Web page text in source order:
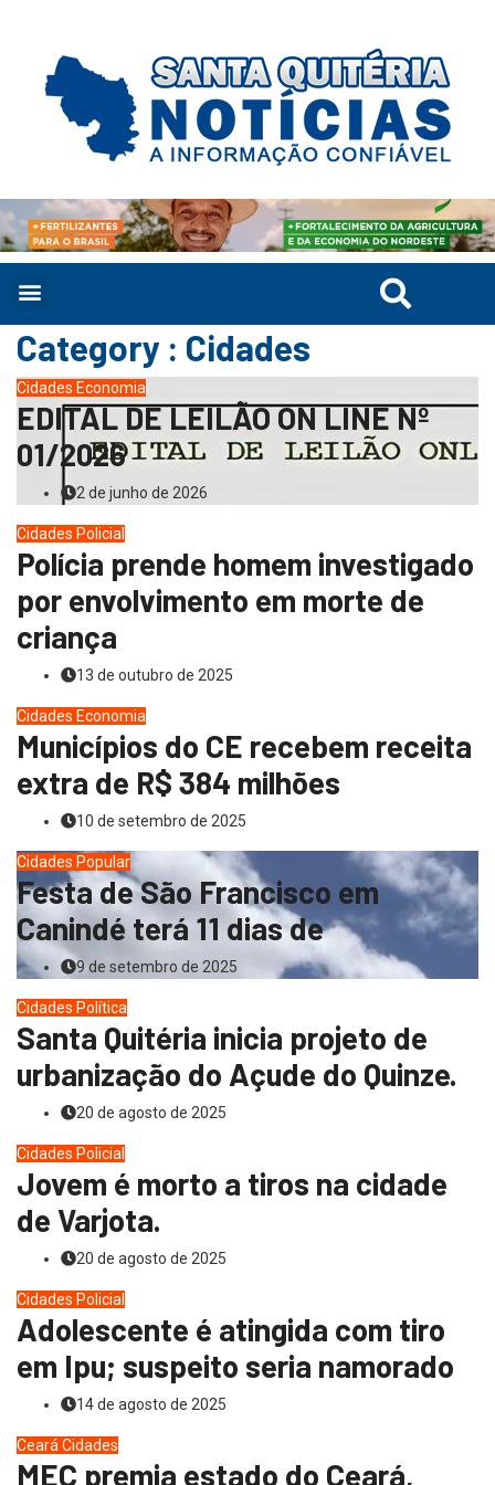
Category : Cidades
Cidades Economia
EDITAL DE LEILÃO ON LINE Nº
01/2026
2 de junho de 2026
Cidades Policial
Polícia prende homem investigado
por envolvimento em morte de
criança
13 de outubro de 2025
Cidades Economia
Municípios do CE recebem receita
extra de R$ 384 milhões
10 de setembro de 2025
Cidades Popular
Festa de São Francisco em
Canindé terá 11 dias de
9 de setembro de 2025
Cidades Política
Santa Quitéria inicia projeto de
urbanização do Açude do Quinze.
20 de agosto de 2025
Cidades Policial
Jovem é morto a tiros na cidade
de Varjota.
20 de agosto de 2025
Cidades Policial
Adolescente é atingida com tiro
em Ipu; suspeito seria namorado
14 de agosto de 2025
Ceará Cidades
MEC premia estado do Ceará,